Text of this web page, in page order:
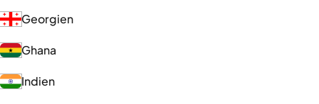
Georgien
Ghana
Indien